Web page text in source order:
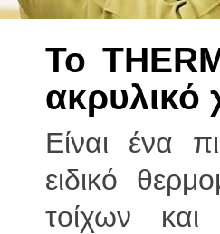
Το
Είναι ένα
ειδικό
τοίχων και